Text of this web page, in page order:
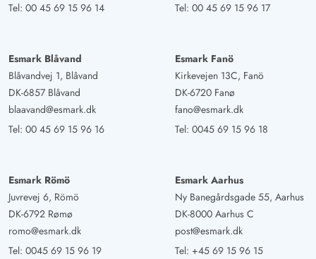
Tel: 00 45 69 15 96 14
Tel: 00 45 69 15 96 17
Esmark Blåvand
Blåvandvej 1, Blåvand
DK-6857 Blåvand
blaavand@esmark.dk
Tel: 00 45 69 15 96 16
Esmark Fanö
Kirkevejen 13C, Fanö
DK-6720 Fanø
fano@esmark.dk
Tel: 0045 69 15 96 18
Esmark Römö
Juvrevej 6, Römö
DK-6792 Rømø
romo@esmark.dk
Tel: 0045 69 15 96 19
Esmark Aarhus
Ny Banegårdsgade 55, Aarhus
DK-8000 Aarhus C
post@esmark.dk
Tel: +45 69 15 96 15